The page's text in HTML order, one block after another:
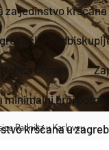
za jedinstvo
Croata
broj
kršćana u
Radnika u Karlovcu